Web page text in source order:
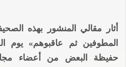
أثار مقالي المنشور بهذه
حفيظة البعض من أعضاء